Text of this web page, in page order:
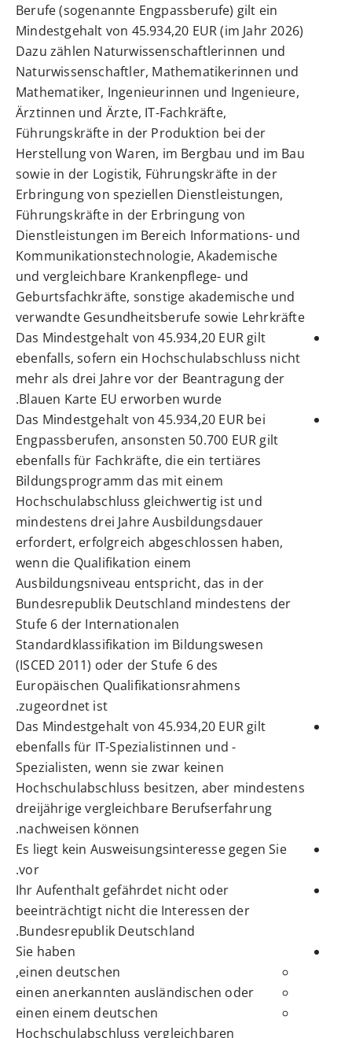
Berufe (sogenannte Engpassberufe) gilt ein
Mindestgehalt von 45.934,20 EUR (im Jahr 2026)
Dazu zählen Naturwissenschaftlerinnen und
Naturwissenschaftler, Mathematikerinnen und
Mathematiker, Ingenieurinnen und Ingenieure,
Ärztinnen und Ärzte, IT-Fachkräfte,
Führungskräfte in der Produktion bei der
Herstellung von Waren, im Bergbau und im Bau
sowie in der Logistik, Führungskräfte in der
Erbringung von speziellen Dienstleistungen,
Führungskräfte in der Erbringung von
Dienstleistungen im Bereich Informations- und
Kommunikationstechnologie, Akademische
und vergleichbare Krankenpflege- und
Geburtsfachkräfte, sonstige akademische und
verwandte Gesundheitsberufe sowie Lehrkräfte
Das Mindestgehalt von 45.934,20 EUR gilt
ebenfalls, sofern ein Hochschulabschluss nicht
mehr als drei Jahre vor der Beantragung der
Blauen Karte EU erworben wurde.
Das Mindestgehalt von 45.934,20 EUR bei
Engpassberufen, ansonsten 50.700 EUR gilt
ebenfalls für Fachkräfte, die ein tertiäres
Bildungsprogramm das mit einem
Hochschulabschluss gleichwertig ist und
mindestens drei Jahre Ausbildungsdauer
erfordert, erfolgreich abgeschlossen haben,
wenn die Qualifikation einem
Ausbildungsniveau entspricht, das in der
Bundesrepublik Deutschland mindestens der
Stufe 6 der Internationalen
Standardklassifikation im Bildungswesen
(ISCED 2011) oder der Stufe 6 des
Europäischen Qualifikationsrahmens
zugeordnet ist.
Das Mindestgehalt von 45.934,20 EUR gilt
ebenfalls für IT-Spezialistinnen und -
Spezialisten, wenn sie zwar keinen
Hochschulabschluss besitzen, aber mindestens
dreijährige vergleichbare Berufserfahrung
nachweisen können.
Es liegt kein Ausweisungsinteresse gegen Sie
vor.
Ihr Aufenthalt gefährdet nicht oder
beeinträchtigt nicht die Interessen der
Bundesrepublik Deutschland.
Sie haben
einen deutschen,
einen anerkannten ausländischen oder
einen einem deutschen
Hochschulabschluss vergleichbaren